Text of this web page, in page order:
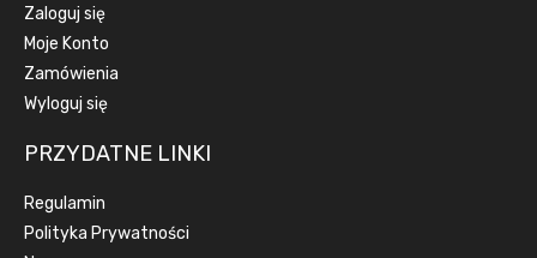
Zaloguj się
Moje Konto
Zamówienia
Wyloguj się
PRZYDATNE LINKI
Regulamin
Polityka Prywatności